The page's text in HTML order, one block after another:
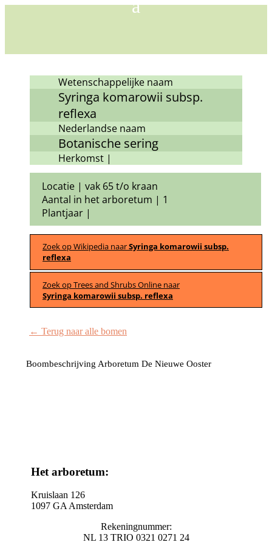
Wetenschappelijke naam
Syringa komarowii subsp.
reflexa
Nederlandse naam
Botanische sering
Herkomst |
Locatie | vak 65 t/o kraan
Aantal in het arboretum | 1
Plantjaar |
Zoek op Wikipedia naarSyringa komarowii subsp.
reflexa
Zoek op Trees and Shrubs Online naar
Syringa komarowii subsp. reflexa
← Terug naar alle bomen
Boombeschrijving Arboretum De Nieuwe Ooster
Het arboretum:
Kruislaan 126
1097 GA Amsterdam
Rekeningnummer:
NL 13 TRIO 0321 0271 24